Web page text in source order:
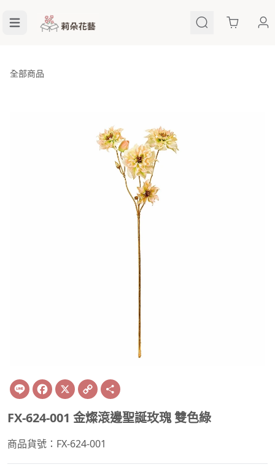
Cart
全部商品
Line Facebook
X Copy
Link
FX-624-001 金燦滾邊聖誕玫瑰 雙色綠
商品貨號：FX-624-001